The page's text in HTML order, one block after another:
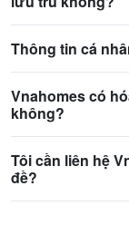
Thông tin cá
Vnahomes có
không?
Tôi cần liên hệ
đề?